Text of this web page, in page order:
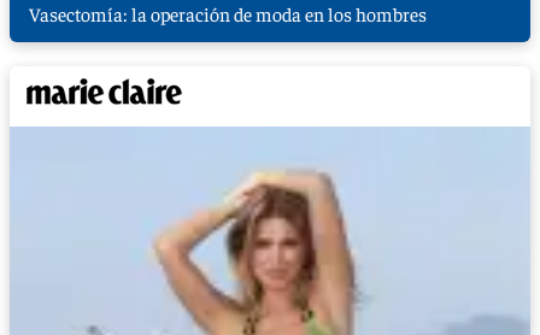
Vasectomía: la operación de moda en los hombres